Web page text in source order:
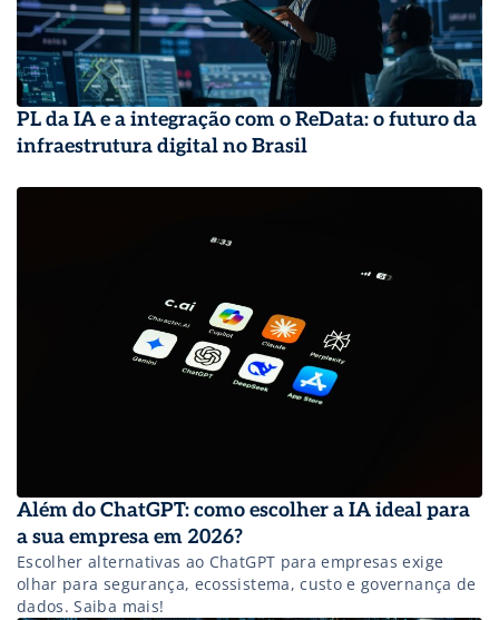
PL da IA e a integração com o ReData: o futuro da
infraestrutura digital no Brasil
Além do ChatGPT: como escolher a IA ideal para
a sua empresa em 2026?
Escolher alternativas ao ChatGPT para empresas exige
olhar para segurança, ecossistema, custo e governança de
dados. Saiba mais!